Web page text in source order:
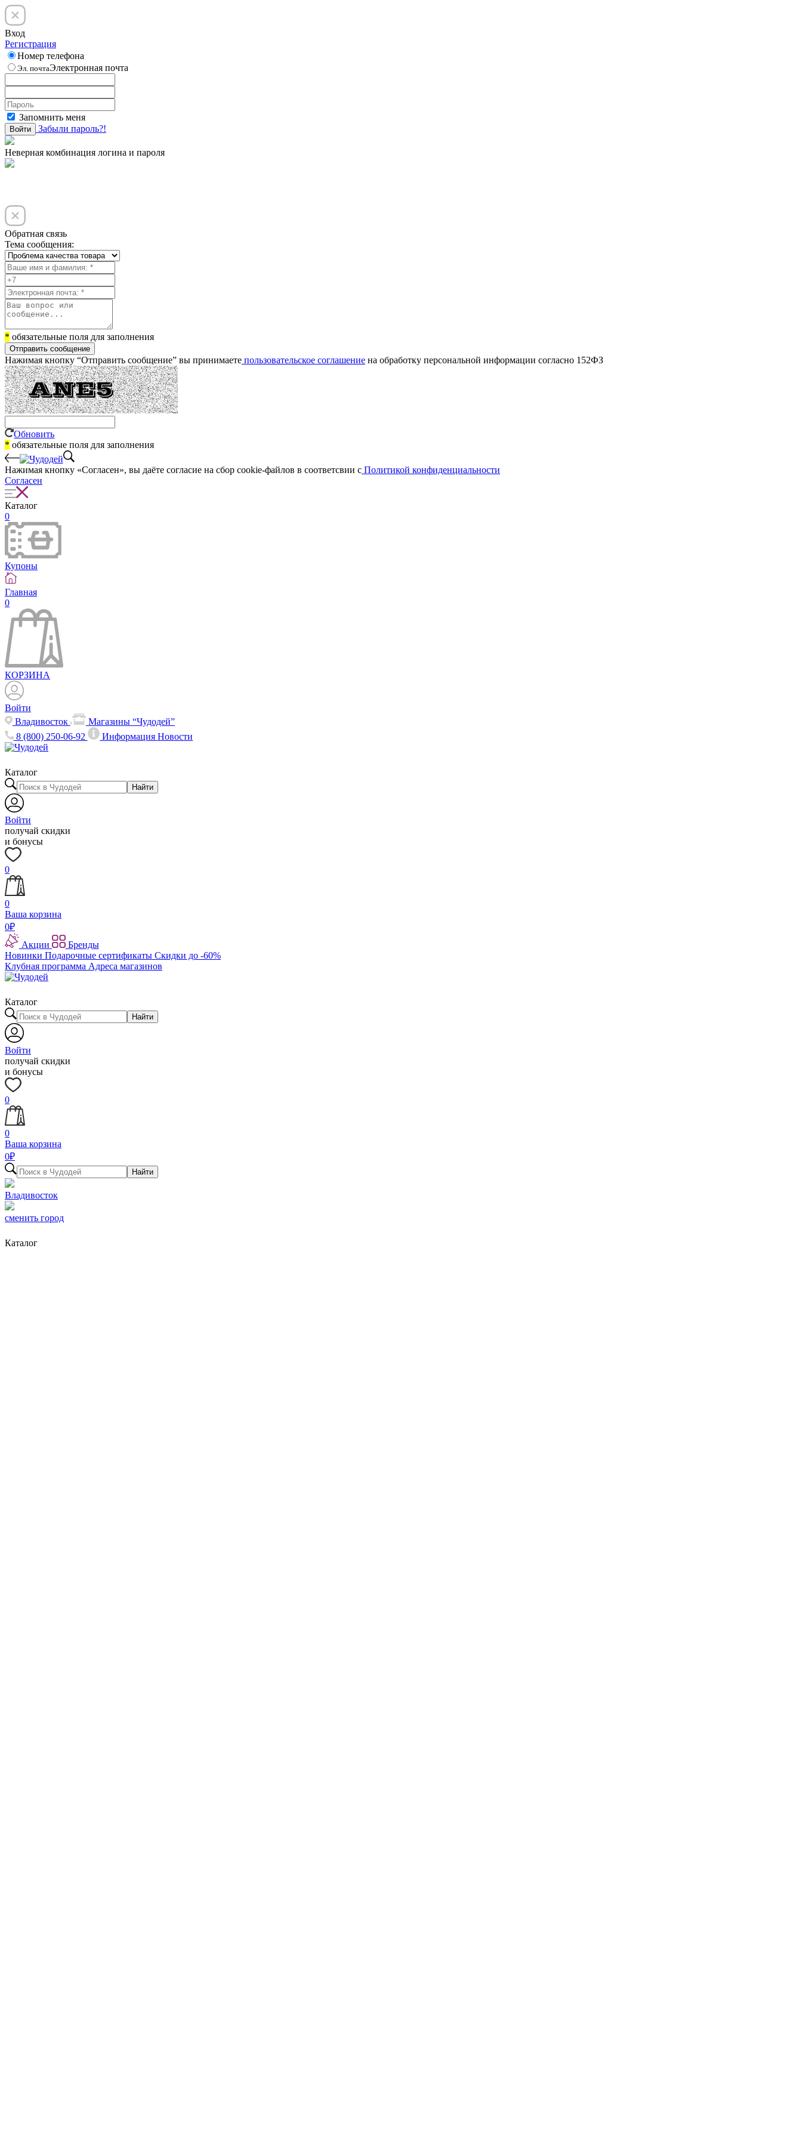
Вход
Регистрация
Номер телефона
Эл. почтаЭлектронная почта
Запомнить меня
Войти Забыли пароль?!
Неверная комбинация логина и пароля
Обратная связь
Тема сообщения:
* обязательные поля для заполнения
Отправить сообщение
Нажимая кнопку “Отправить сообщение” вы принимаете пользовательское соглашение на обработку персональной информации согласно 152ФЗ
Обновить
* обязательные поля для заполнения
Нажимая кнопку «Согласен», вы даёте cогласие на сбор cookie-файлов в соответсвии с Политикой конфиденциальности
Согласен
Каталог
0
Купоны
Главная
0
КОРЗИНА
Войти
Владивосток
Магазины “Чудодей”
8 (800) 250-06-92
ИнформацияНовости
Каталог
Найти
Войти
получай скидки
и бонусы
0
0
Ваша корзина
0₽
Акции
Бренды
Новинки Подарочные сертификаты Скидки до -60%
Клубная программа Адреса магазинов
Каталог
Найти
Войти
получай скидки
и бонусы
0
0
Ваша корзина
0₽
Найти
Владивосток
сменить город
Каталог